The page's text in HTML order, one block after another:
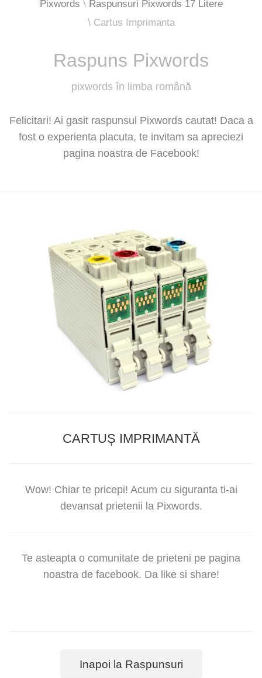
Pixwords
Raspunsuri Pixwords 17 Litere
Cartus Imprimanta
Raspuns Pixwords
pixwords în limba română
Felicitari! Ai gasit raspunsul Pixwords cautat! Daca a
fost o experienta placuta, te invitam sa apreciezi
pagina noastra de Facebook!
CARTUȘ IMPRIMANTĂ
Wow! Chiar te pricepi! Acum cu siguranta ti-ai
devansat prietenii la Pixwords.
Te asteapta o comunitate de prieteni pe pagina
noastra de facebook. Da like si share!
Inapoi la Raspunsuri